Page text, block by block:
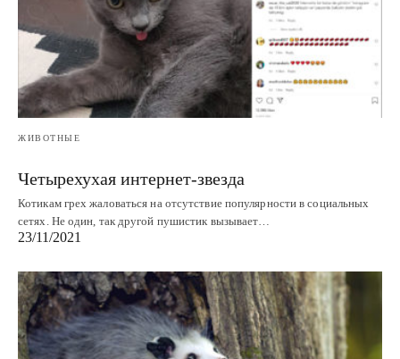
ЖИВОТНЫЕ
Четырехухая интернет-звезда
Котикам грех жаловаться на отсутствие популярности в социальных
сетях. Не один, так другой пушистик вызывает…
23/11/2021